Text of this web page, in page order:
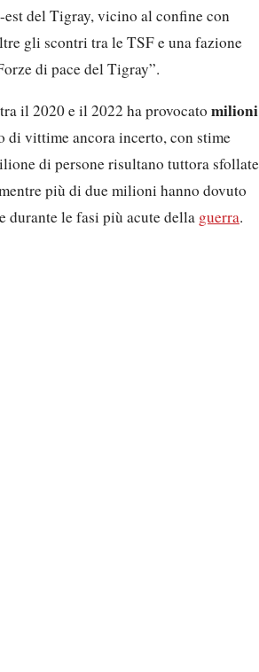
est del Tigray, vicino al confine con
gli scontri tra le TSF e una fazione
di pace del Tigray”.
il 2020 e il 2022 ha provocato milioni
di vittime ancora incerto, con stime
di persone risultano tuttora sfollate
più di due milioni hanno dovuto
durante le fasi più acute della guerra.